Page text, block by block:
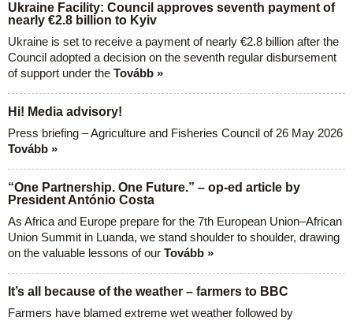
Ukraine Facility: Council approves seventh payment of
nearly €2.8 billion to Kyiv
Ukraine is set to receive a payment of nearly €2.8 billion after the
Council adopted a decision on the seventh regular disbursement
of support under the Tovább »
Hi! Media advisory!
Press briefing – Agriculture and Fisheries Council of 26 May 2026
Tovább »
“One Partnership. One Future.” – op-ed article by
President António Costa
As Africa and Europe prepare for the 7th European Union–African
Union Summit in Luanda, we stand shoulder to shoulder, drawing
on the valuable lessons of our Tovább »
It’s all because of the weather – farmers to BBC
Farmers have blamed extreme wet weather followed by